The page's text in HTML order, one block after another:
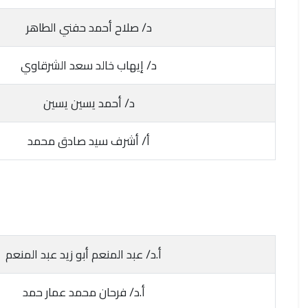
د/ صلاح أحمد حفني الطاهر
د/ إيهاب خالد سعد الشرقاوي
د/ أحمد يسين يسين
أ/ أشرف سيد صادق محمد
أ.د/ عبد المنعم أبو زيد عبد المنعم
أ.د/ فرحان محمد عمار حمد